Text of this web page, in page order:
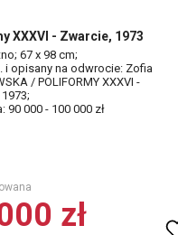
XXXVI - Zwarcie, 1973
67 x 98 cm;
i opisany na odwrocie: Zofia
/ POLIFORMY XXXVI -
90 000 - 100 000 zł
zł